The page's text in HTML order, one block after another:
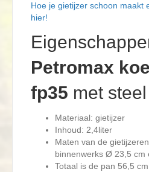
Hoe je gietijzer schoon maakt
hier!
Petromax
fp35 met steel
Materiaal: gietijzer
Inhoud: 2,4liter
Maten van de
binnenwerks Ø 23,5 cm
Totaal is de pan 56,5